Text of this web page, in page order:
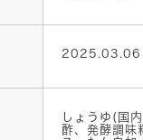
2025.03.06
しょうゆ(国
酢、発酵調味